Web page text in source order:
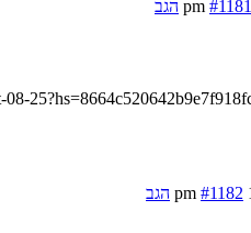
#1181 הגב
#1182 הגב